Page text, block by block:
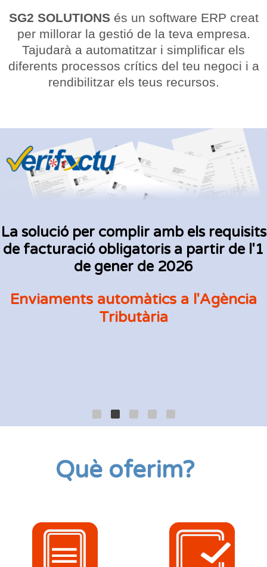
SG2 SOLUTIONSés un software ERP creat
per millorar la gestió de la teva empresa.
Tajudarà a automatitzar i simplificar els
diferents processos crítics del teu negoci i a
rendibilitzar els teus recursos.
La solució per complir amb els requisits
de facturació obligatoris a partir de l'1
de gener de 2026
Enviaments automàtics a l'Agència
Tributària
Què oferim?